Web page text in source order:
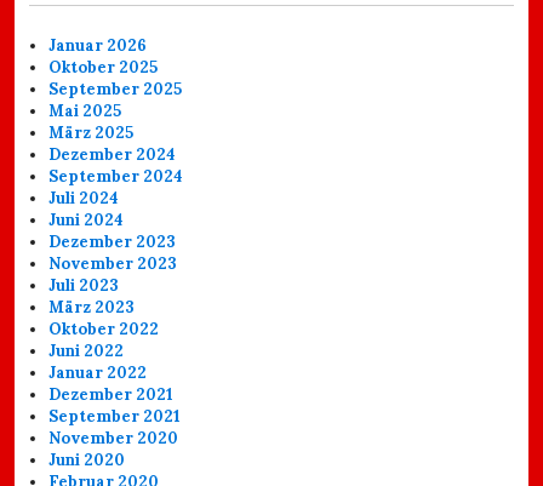
Januar 2026
Oktober 2025
September 2025
Mai 2025
März 2025
Dezember 2024
September 2024
Juli 2024
Juni 2024
Dezember 2023
November 2023
Juli 2023
März 2023
Oktober 2022
Juni 2022
Januar 2022
Dezember 2021
September 2021
November 2020
Juni 2020
Februar 2020